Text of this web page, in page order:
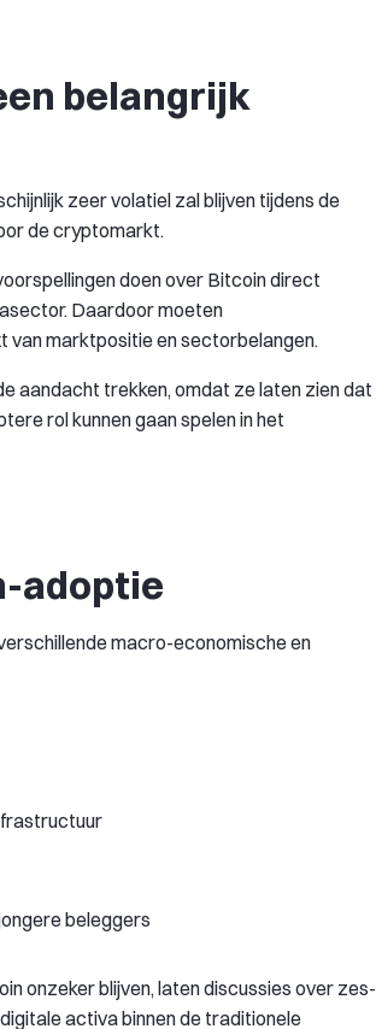
belangrijk
zeer volatiel zal blijven tijdens de
de cryptomarkt.
doen over Bitcoin direct
Daardoor moeten
van marktpositie en sectorbelangen.
aandacht trekken, omdat ze laten zien dat
rol kunnen gaan spelen in het
adoptie
macro-economische en
beleggers
onzeker blijven, laten discussies over zes-
activa binnen de traditionele